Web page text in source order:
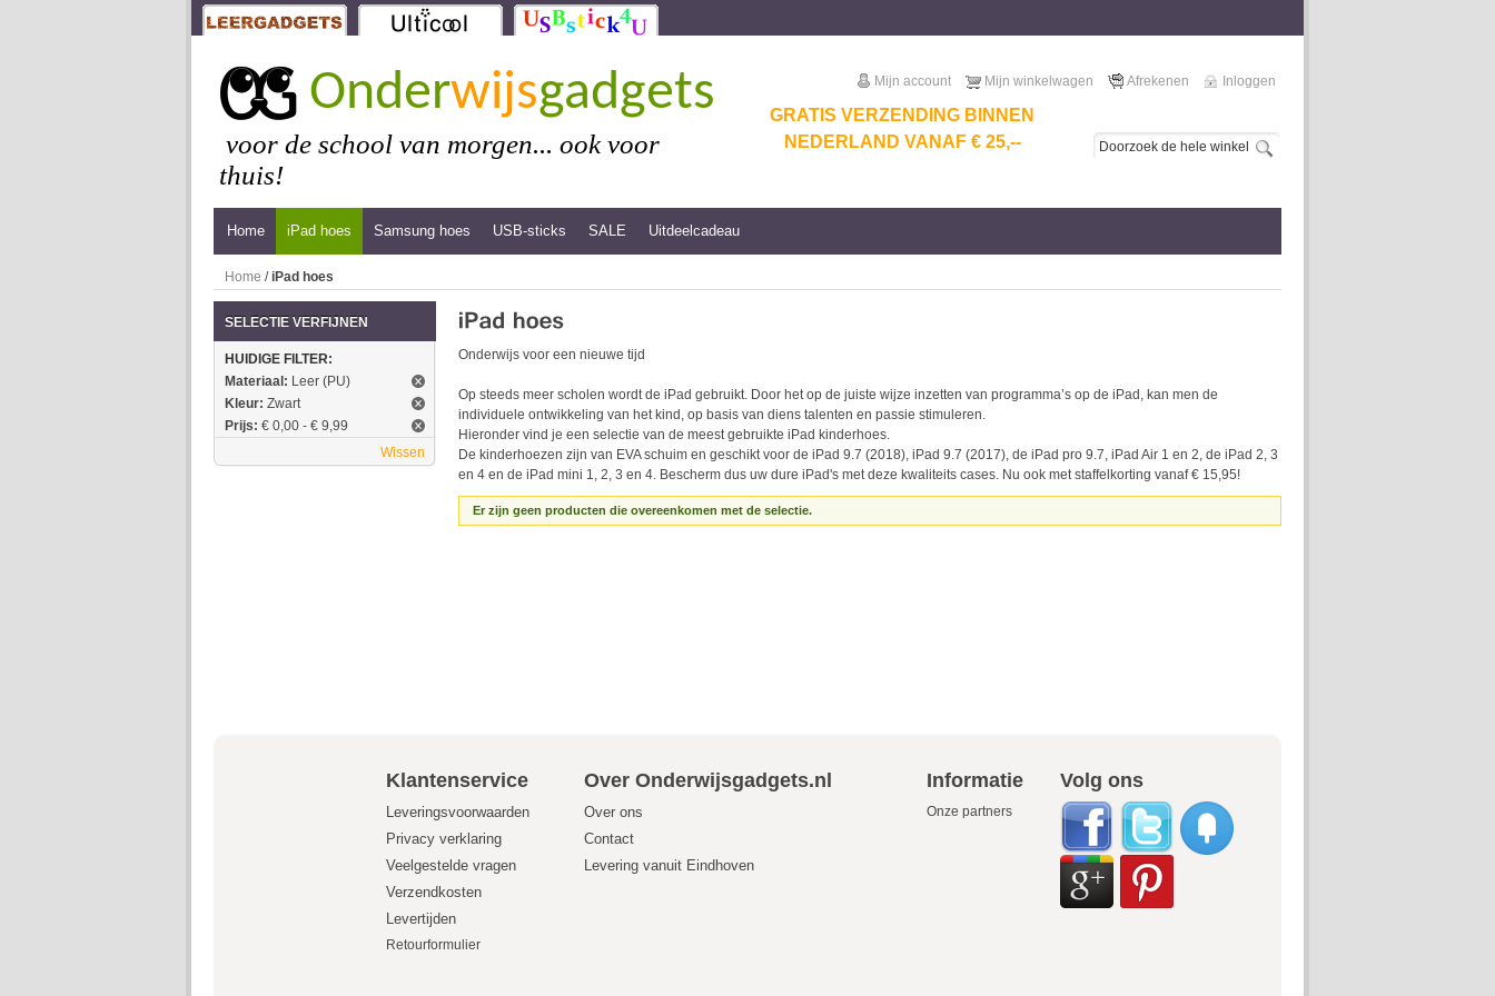
Onderwijsgadgets
voor de school van morgen... ook voor
thuis!
GRATIS VERZENDING BINNEN
NEDERLAND VANAF € 25,--
Mijn account Mijn winkelwagen Afrekenen Inloggen
Home iPad hoes Samsung hoes USB-sticks SALE Uitdeelcadeau
Home /iPad hoes
Onderwijs voor een nieuwe tijd
Op steeds meer scholen wordt de iPad gebruikt. Door het op de juiste wijze inzetten van programma’s op de iPad, kan men de
individuele ontwikkeling van het kind, op basis van diens talenten en passie stimuleren.
Hieronder vind je een selectie van de meest gebruikte iPad kinderhoes.
De kinderhoezen zijn van EVA schuim en geschikt voor de iPad 9.7 (2018), iPad 9.7 (2017), de iPad pro 9.7, iPad Air 1 en 2, de iPad 2, 3
en 4 en de iPad mini 1, 2, 3 en 4. Bescherm dus uw dure iPad's met deze kwaliteits cases. Nu ook met staffelkorting vanaf € 15,95!
Er zijn geen producten die overeenkomen met de selectie.
SELECTIE VERFIJNEN
HUIDIGE FILTER:
Materiaal: Leer (PU)
Kleur: Zwart
Prijs: € 0,00 - € 9,99
Wissen
Klantenservice Over Onderwijsgadgets.nl Informatie Volg ons
Leveringsvoorwaarden Over ons Onze partners
Privacy verklaring
Contact
Veelgestelde vragen
Levering vanuit Eindhoven
Verzendkosten
Levertijden
Retourformulier